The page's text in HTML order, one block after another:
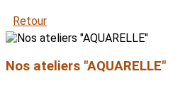
Retour
Nos ateliers "AQUARELLE"